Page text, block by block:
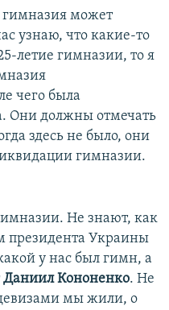
может
узнаю, что какие-то
летие гимназии, то я
чего была
Они должны отмечать
здесь не было, они
гимназии.
Не знают, как
президента Украины
у нас был гимн, а
Даниил Кононенко. Не
мы жили, о